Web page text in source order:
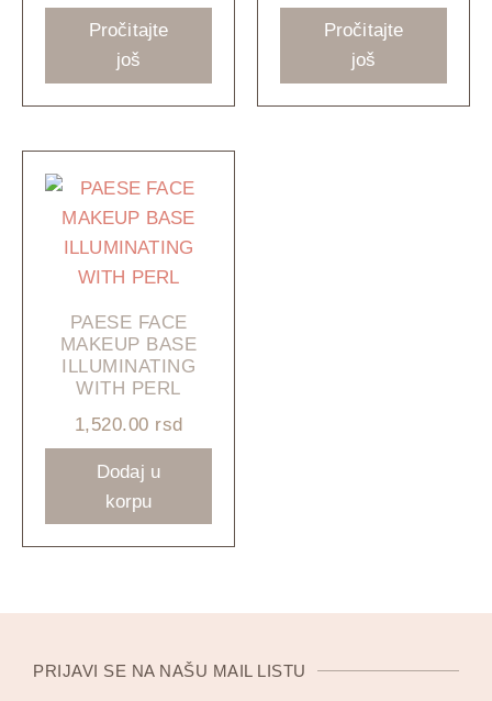
Pročitajte
još
Pročitajte
još
PAESE FACE
MAKEUP BASE
ILLUMINATING
WITH PERL
1,520.00 rsd
Dodaj u
korpu
PRIJAVI SE NA NAŠU MAIL LISTU